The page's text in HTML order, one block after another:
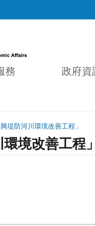
務 政府資
堤防河川環境改善工程」
境改善工程」